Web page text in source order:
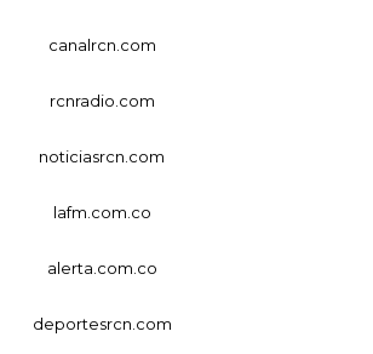
canalrcn.com
rcnradio.com
noticiasrcn.com
lafm.com.co
alerta.com.co
deportesrcn.com